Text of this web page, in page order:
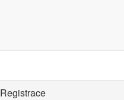
Registrace